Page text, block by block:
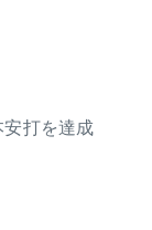
打を達成